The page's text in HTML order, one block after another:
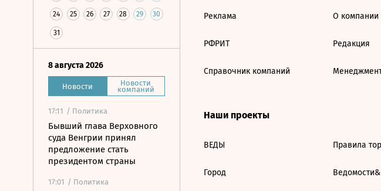
24 25 26 27 28 29 30
31
8 августа 2026
Новости Новости
компаний
17:11 / Политика
Бывший глава Верховного
суда Венгрии принял
предложение стать
президентом страны
17:01 / Политика
Реклама
РФРИТ
Справочник компаний
О компании
Редакция
Наши проекты
ВЕДЫ
Город
Правила
Ведомости&